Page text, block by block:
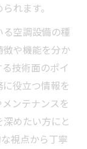
れます。
空調設備の種
や機能を分か
技術面のポイ
役立つ情報を
ンテナンスを
めたい方にと
視点から丁寧